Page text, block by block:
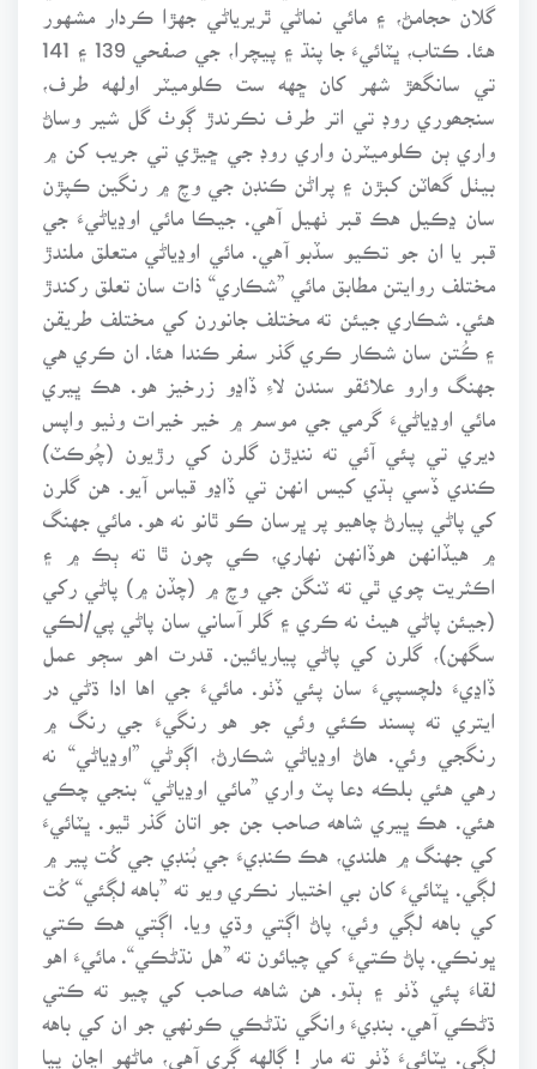
گلان حجامڻ، ۽ مائي نماڻي ٿريرياڻي جهڙا ڪردار مشهور
هئا. ڪتاب، ڀٽائيءَ جا پنڌ ۽ پيچرا، جي صفحي 139 ۽ 141
تي سانگھڙ شهر کان ڇهه ست ڪلوميٽر اولهه طرف،
سنجھوري روڊ تي اتر طرف نڪرندڙ ڳوٺ گل شير وساڻ
واري ٻن ڪلوميٽرن واري روڊ جي ڇيڙي تي جريب کن ۾
بيٺل گھاٽن کبڙن ۽ پراڻن ڪنڊن جي وچ ۾ رنگين ڪپڙن
سان ڍڪيل هڪ قبر ٺهيل آهي. جيڪا مائي اوڍياڻيءَ جي
قبر يا ان جو تڪيو سڏبو آهي. مائي اوڍياڻي متعلق ملندڙ
مختلف روايتن مطابق مائي ”شڪاري“ ذات سان تعلق رکندڙ
هئي. شڪاري جيئن ته مختلف جانورن کي مختلف طريقن
۽ ڪُتن سان شڪار ڪري گذر سفر ڪندا هئا. ان ڪري هي
جهنگ وارو علائقو سندن لاءِ ڏاڍو زرخيز هو. هڪ ڀيري
مائي اوڍياڻيءَ گرمي جي موسم ۾ خير خيرات وٺيو واپس
ديري تي پئي آئي ته ننڍڙن گلرن کي رڙيون (چُوڪٽ)
ڪندي ڏسي ٻڌي کيس انهن تي ڏاڍو قياس آيو. هن گلرن
کي پاڻي پيارڻ چاهيو پر ڀرسان ڪو ٿانو نه هو. مائي جهنگ
۾ هيڏانهن هوڏانهن نهاري، ڪي چون ٿا ته ٻڪ ۾ ۽
اڪثريت چوي ٿي ته ٽنگن جي وچ ۾ (چڏن ۾) پاڻي رکي
(جيئن پاڻي هيٺ نه ڪري ۽ گلر آساني سان پاڻي پي/لڪي
سگهن)، گلرن کي پاڻي پياريائين. قدرت اهو سڄو عمل
ڏاڍيءَ دلچسپيءَ سان پئي ڏٺو. مائيءَ جي اها ادا ڌڻي در
ايتري ته پسند ڪئي وئي جو هو رنگيءَ جي رنگ ۾
رنگجي وئي. هاڻ اوڍياڻي شڪارڻ، اڳوڻي ”اوڍياڻي“ نه
رهي هئي بلڪه دعا پٽ واري ”مائي اوڍياڻي“ بنجي چڪي
هئي. هڪ ڀيري شاهه صاحب جن جو اتان گذر ٿيو. ڀٽائيءَ
کي جهنگ ۾ هلندي، هڪ ڪنڊيءَ جي بُنڊي جي کُت پير ۾
لڳي. ڀٽائيءَ کان بي اختيار نڪري ويو ته ”باهه لڳئي“ کُت
کي باهه لڳي وئي، پاڻ اڳتي وڌي ويا. اڳتي هڪ ڪتي
ڀونڪي. پاڻ ڪتيءَ کي چيائون ته ”هل نڌڻڪي“. مائيءَ اهو
لقاءَ پئي ڏٺو ۽ ٻڌو. هن شاهه صاحب کي چيو ته ڪتي
ڌڻڪي آهي. بنڊيءَ وانگي نڌڻڪي ڪونهي جو ان کي باهه
لڳي. ڀٽائيءَ ڏٺو ته مار ! ڳالهه ڳري آهي، ماڻهو اڃان پيا